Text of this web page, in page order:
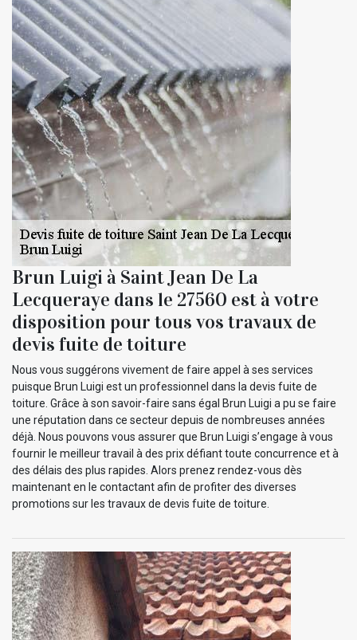
Brun Luigi à Saint Jean De La
Lecqueraye dans le 27560 est à votre
disposition pour tous vos travaux de
devis fuite de toiture
Nous vous suggérons vivement de faire appel à ses services
puisque Brun Luigi est un professionnel dans la devis fuite de
toiture. Grâce à son savoir-faire sans égal Brun Luigi a pu se faire
une réputation dans ce secteur depuis de nombreuses années
déjà. Nous pouvons vous assurer que Brun Luigi s’engage à vous
fournir le meilleur travail à des prix défiant toute concurrence et à
des délais des plus rapides. Alors prenez rendez-vous dès
maintenant en le contactant afin de profiter des diverses
promotions sur les travaux de devis fuite de toiture.